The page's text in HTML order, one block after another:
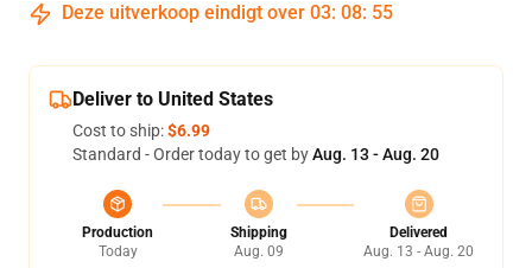
Deze uitverkoop eindigt over 03: 08: 54
Deliver to United States
Cost to ship:$6.99
Standard - Order today to get byAug. 13 - Aug. 20
Production
Today
Shipping
Aug. 09
Delivered
Aug. 13 - Aug. 20